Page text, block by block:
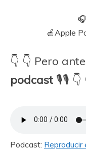
🍎Apple
👇 👇 Pero
podcast 🎙🎙 👇
Podcast: